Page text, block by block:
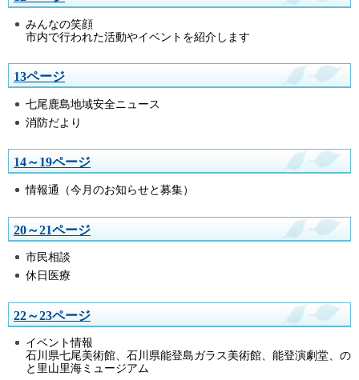
みんなの笑顔
市内で行われた活動やイベントを紹介します
13ページ
七尾鹿島地域安全ニュース
消防だより
14～19ページ
情報通（今月のお知らせと募集）
20～21ページ
市民相談
休日医療
22～23ページ
イベント情報
石川県七尾美術館、石川県能登島ガラス美術館、能登演劇堂、の
と里山里海ミュージアム